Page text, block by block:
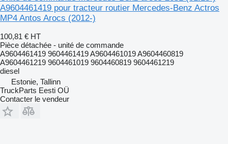
A9604461419 pour tracteur routier Mercedes-Benz Actros
MP4 Antos Arocs (2012-)
100,81 € HT
Pièce détachée - unité de commande
A9604461419 9604461419 A9604461019 A9604460819
A9604461219 9604461019 9604460819 9604461219
diesel
Estonie, Tallinn
TruckParts Eesti OÜ
Contacter le vendeur